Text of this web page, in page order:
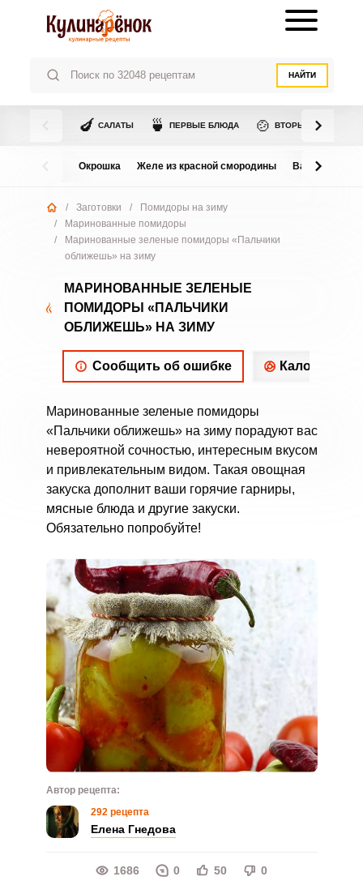
НАЙТИ
🍆 САЛАТЫ 🍵 ПЕРВЫЕ БЛЮДА 🍲 ВТОРЫЕ БЛЮДА
Окрошка Желе из красной смородины Варенье из
/ Заготовки /
Помидоры на зиму
/
Маринованные помидоры
/
Маринованные зеленые помидоры «Пальчики
оближешь» на зиму
МАРИНОВАННЫЕ ЗЕЛЕНЫЕ
ПОМИДОРЫ «ПАЛЬЧИКИ
ОБЛИЖЕШЬ» НА ЗИМУ
Сообщить об ошибке
Маринованные зеленые помидоры
«Пальчики оближешь» на зиму порадуют вас
невероятной сочностью, интересным вкусом
и привлекательным видом. Такая овощная
закуска дополнит ваши горячие гарниры,
мясные блюда и другие закуски.
Обязательно попробуйте!
Автор рецепта:
292 рецепта
Елена Гнедова
1686 0 50 0